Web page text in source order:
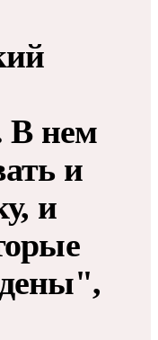
В нем
и
и